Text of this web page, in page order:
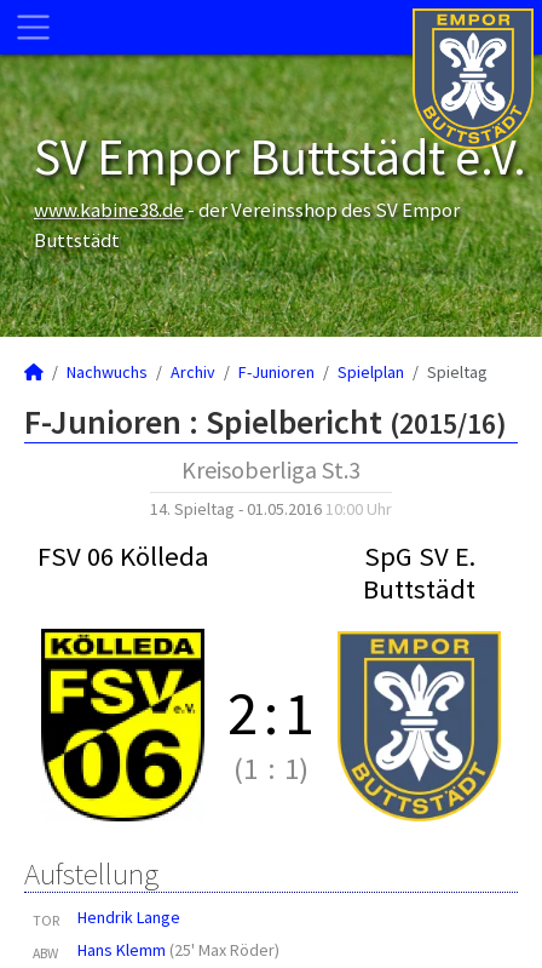
SV Empor Buttstädt e.V.
www.kabine38.de- der Vereinsshop des SV Empor
Buttstädt
Nachwuchs Archiv F-Junioren Spielplan Spieltag
F-Junioren : Spielbericht (2015/16)
Kreisoberliga St.3
14. Spieltag - 01.05.2016 10:00 Uhr
FSV 06 Kölleda
SpG SV E.
Buttstädt
2:1
(1 : 1)
Aufstellung
TOR Hendrik Lange
ABW Hans Klemm (25' Max Röder)